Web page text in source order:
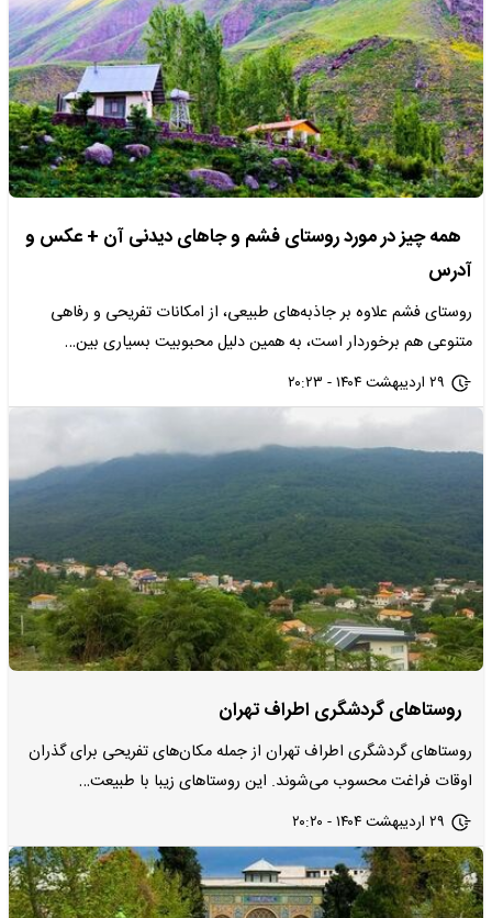
همه چیز در مورد روستای فشم و جاهای دیدنی آن + عکس و
آدرس
روستای فشم علاوه بر جاذبه‌های طبیعی، از امکانات تفریحی و رفاهی
متنوعی هم برخوردار است، به همین دلیل محبوبیت بسیاری بین…
۲۹ اردیبهشت ۱۴۰۴ - ۲۰:۲۳
روستاهای گردشگری اطراف تهران
روستاهای گردشگری اطراف تهران از جمله مکان‌های تفریحی برای گذران
اوقات فراغت محسوب می‌شوند. این روستاهای زیبا با طبیعت…
۲۹ اردیبهشت ۱۴۰۴ - ۲۰:۲۰